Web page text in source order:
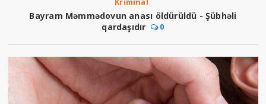
Bayram Məmmədovun anası öldürüldü - Şübhəli
qardaşıdır
0